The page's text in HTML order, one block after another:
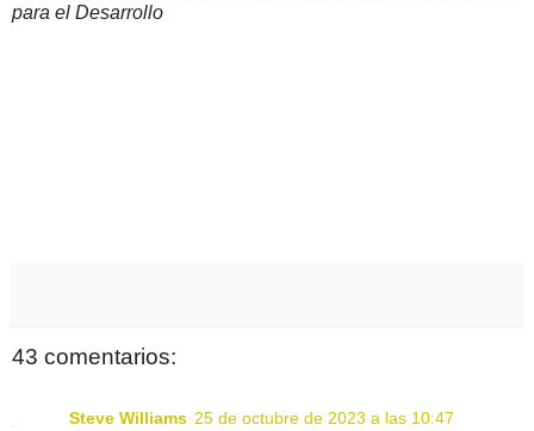
para el Desarrollo
43 comentarios:
Steve Williams 25 de octubre de 2023 a las 10:47